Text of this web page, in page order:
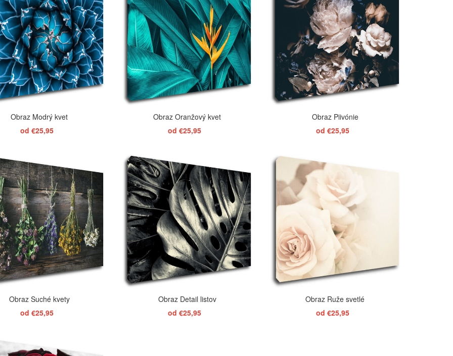
Obraz Modrý kvet
od €25,95
ZOBRAZIŤ
Obraz Oranžový kvet
od €25,95
ZOBRAZIŤ
Obraz Piivónie
od €25,95
ZOBRAZIŤ
Obraz Suché kvety
od €25,95
Obraz Detail listov
od €25,95
Obraz Ruže svetlé
od €25,95